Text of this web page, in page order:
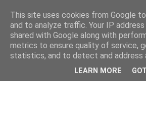
This site uses cookies from Google
and to analyze traffic. Your IP
shared with Google along with
metrics to ensure quality of service,
statistics, and to detect and address
LEARN MORE